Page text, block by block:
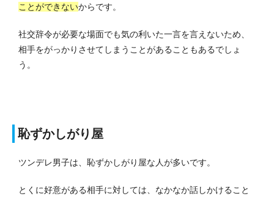
ことができないからです。
社交辞令が必要な場面でも気の利いた一言を言えないため、
相手をがっかりさせてしまうことがあることもあるでしょ
う。
恥ずかしがり屋
ツンデレ男子は、恥ずかしがり屋な人が多いです。
とくに好意がある相手に対しては、なかなか話しかけること